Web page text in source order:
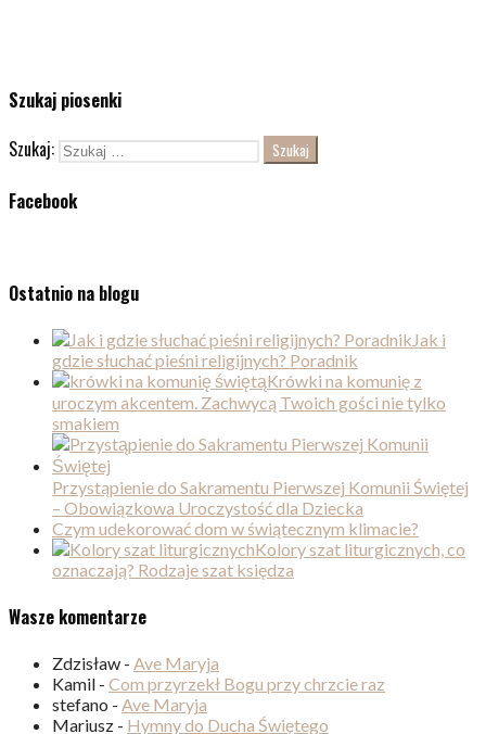
Szukaj piosenki
Szukaj:
Facebook
Ostatnio na blogu
Jak i
gdzie słuchać pieśni religijnych? Poradnik
Krówki na komunię z
uroczym akcentem. Zachwycą Twoich gości nie tylko
smakiem
Przystąpienie do Sakramentu Pierwszej Komunii Świętej
– Obowiązkowa Uroczystość dla Dziecka
Czym udekorować dom w świątecznym klimacie?
Kolory szat liturgicznych, co
oznaczają? Rodzaje szat księdza
Wasze komentarze
Zdzisław - Ave Maryja
Kamil - Com przyrzekł Bogu przy chrzcie raz
stefano - Ave Maryja
Mariusz - Hymny do Ducha Świętego